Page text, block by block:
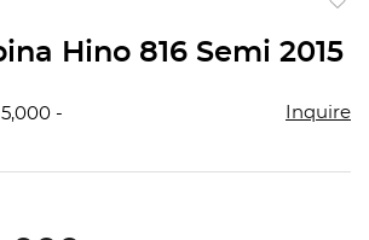
Hino 816 Semi 2015
-
Inquire